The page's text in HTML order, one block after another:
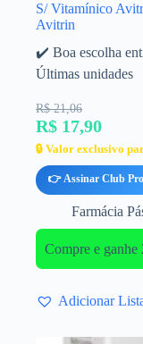
S/ Vitamínico
Avitrin
✔️ Boa escolha
Últimas unidades
R$ 21,06
R$ 17,90
🔒 Valor exclusivo
👉 Assinar Club Pro
Farmácia
Compre e ganhe
Adicionar